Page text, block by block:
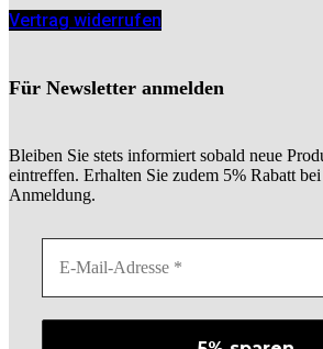
Vertrag widerrufen
Für Newsletter anmelden
Bleiben Sie stets informiert sobald neue
eintreffen. Erhalten Sie zudem 5% Rabatt
Anmeldung.